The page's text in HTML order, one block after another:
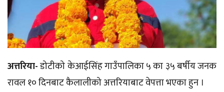
अत्तरिया-डोटीको केआईसिंह गाउँपालिका ५ का ३५ बर्षीय जनक
रावल १० दिनबाट कैलालीको अत्तरियाबाट वेपत्ता भएका हुन ।